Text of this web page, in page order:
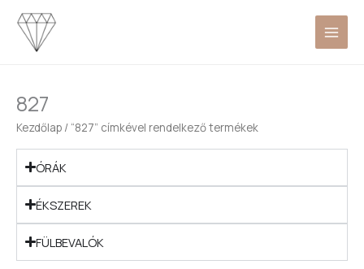
Skip
content
827
Kezdőlap / “827” címkével rendelkező termékek
ÓRÁK
ÉKSZEREK
FÜLBEVALÓK